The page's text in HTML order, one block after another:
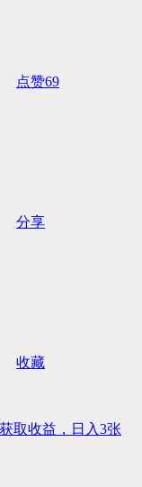
点赞69
分享
收藏
取收益，日入3张